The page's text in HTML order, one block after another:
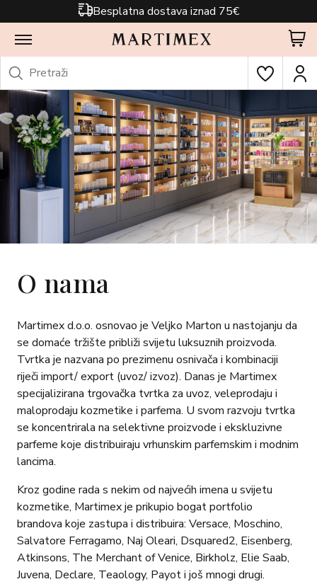
Besplatna dostava iznad 75€
O nama
Martimex d.o.o. osnovao je Veljko Marton u nastojanju da
se domaće tržište približi svijetu luksuznih proizvoda.
Tvrtka je nazvana po prezimenu osnivača i kombinaciji
riječi import/ export (uvoz/ izvoz). Danas je Martimex
specijalizirana trgovačka tvrtka za uvoz, veleprodaju i
maloprodaju kozmetike i parfema. U svom razvoju tvrtka
se koncentrirala na selektivne proizvode i ekskluzivne
parfeme koje distribuiraju vrhunskim parfemskim i modnim
lancima.
Kroz godine rada s nekim od najvećih imena u svijetu
kozmetike, Martimex je prikupio bogat portfolio
brandova koje zastupa i distribuira: Versace, Moschino,
Salvatore Ferragamo, Naj Oleari, Dsquared2, Eisenberg,
Atkinsons, The Merchant of Venice, Birkholz, Elie Saab,
Juvena, Declare, Teaology, Payot i još mnogi drugi.